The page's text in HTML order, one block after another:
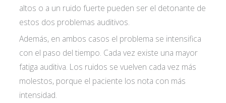
altos o a un ruido fuerte pueden ser el detonante de
estos dos problemas auditivos.
Además, en ambos casos el problema se intensifica
con el paso del tiempo. Cada vez existe una mayor
fatiga auditiva. Los ruidos se vuelven cada vez más
molestos, porque el paciente los nota con más
intensidad.